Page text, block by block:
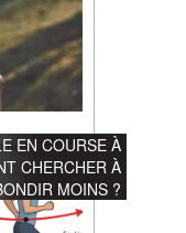
EN COURSE À
CHERCHER À
MOINS ?